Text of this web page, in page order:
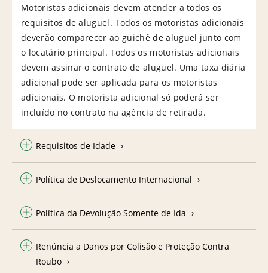
Motoristas adicionais devem atender a todos os
requisitos de aluguel. Todos os motoristas adicionais
deverão comparecer ao guichê de aluguel junto com
o locatário principal. Todos os motoristas adicionais
devem assinar o contrato de aluguel. Uma taxa diária
adicional pode ser aplicada para os motoristas
adicionais. O motorista adicional só poderá ser
incluído no contrato na agência de retirada.
Requisitos de Idade
Política de Deslocamento Internacional
Política da Devolução Somente de Ida
Renúncia a Danos por Colisão e Proteção Contra
Roubo